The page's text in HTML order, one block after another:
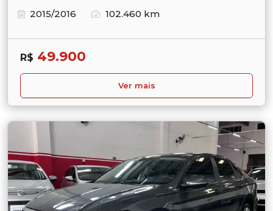
2015/2016
102.460 km
R$ 49.900
Ver mais